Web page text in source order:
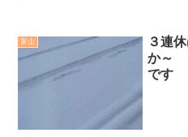
富山
３連
か～
です